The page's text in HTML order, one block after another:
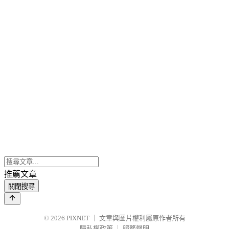
推薦文章
關閉搜尋
© 2026 PIXNET
文章與圖片權利屬原作者所有